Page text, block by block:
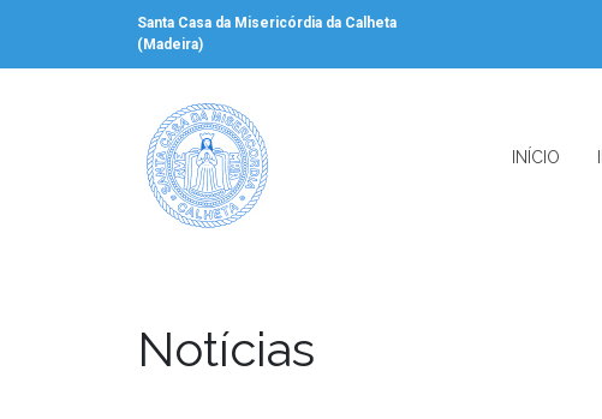
Santa Casa da Misericórdia da Calheta
(Madeira)
INÍCIO
Notícias